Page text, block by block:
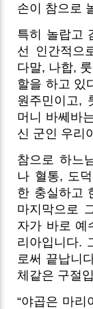
손이 참으로
특히 놀랍고
선 인간적으
다말, 나합,
할을 하고 있
원주민이고,
머니 바쎄바
신 군인 우리
참으로 하느
나 혈통, 도
한 충실하고
마지막으로
자가 바로 예
리아입니다.
로써 끝납니
체같은 구절
“야곱은 마리